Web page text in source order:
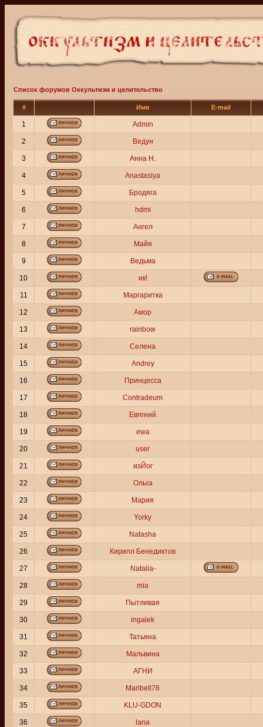
Список форумов Оккультизм и целительство
# Имя E-mail
1 Admin
2 Ведун
3 Анна Н.
4 Anastasiya
5 Бродяга
6 hdmi
7 Ангел
8 Майя
9 Ведьма
10 ик!
11 Маргаритка
12 Амор
13 rainbow
14 Селена
15 Andrey
16 Принцесса
17 Contradeum
18 Евгений
19 ewa
20 user
21 изЙог
22 Ольга
23 Мария
24 Yorky
25 Natasha
26 Кирилл Бенедиктов
27 Natalia-
28 mia
29 Пытливая
30 ingalek
31 Татьяна
32 Мальвина
33 АГНИ
34 Maribell78
35 KLU-GDON
36 lana